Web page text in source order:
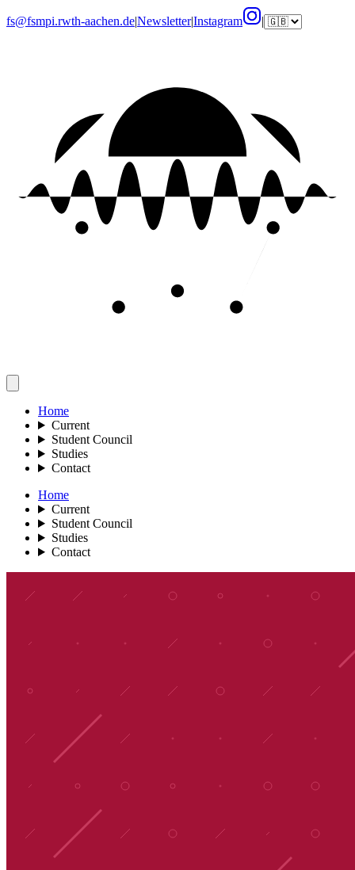
fs@fsmpi.rwth-aachen.de|Newsletter|Instagram |
Home
Current
Student Council
Studies
Contact
Home
Current
Student Council
Studies
Contact